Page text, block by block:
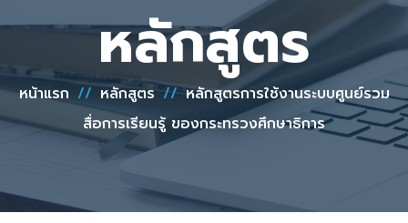
หลักสูตร
หน้าแรก // หลักสูตร // หลักสูตรการใช้งานระบบศูนย์รวม
สื่อการเรียนรู้ ของกระทรวงศึกษาธิการ